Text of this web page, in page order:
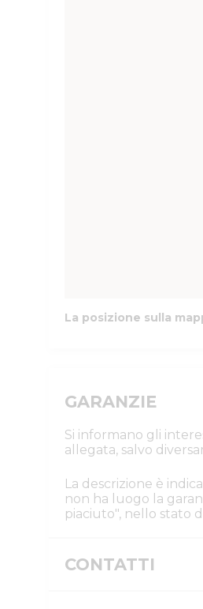
La posizione sulla
GARANZIE
Si informano gli
allegata, salvo
La descrizione è
non ha luogo la
piaciuto", nello stato
CONTATTI